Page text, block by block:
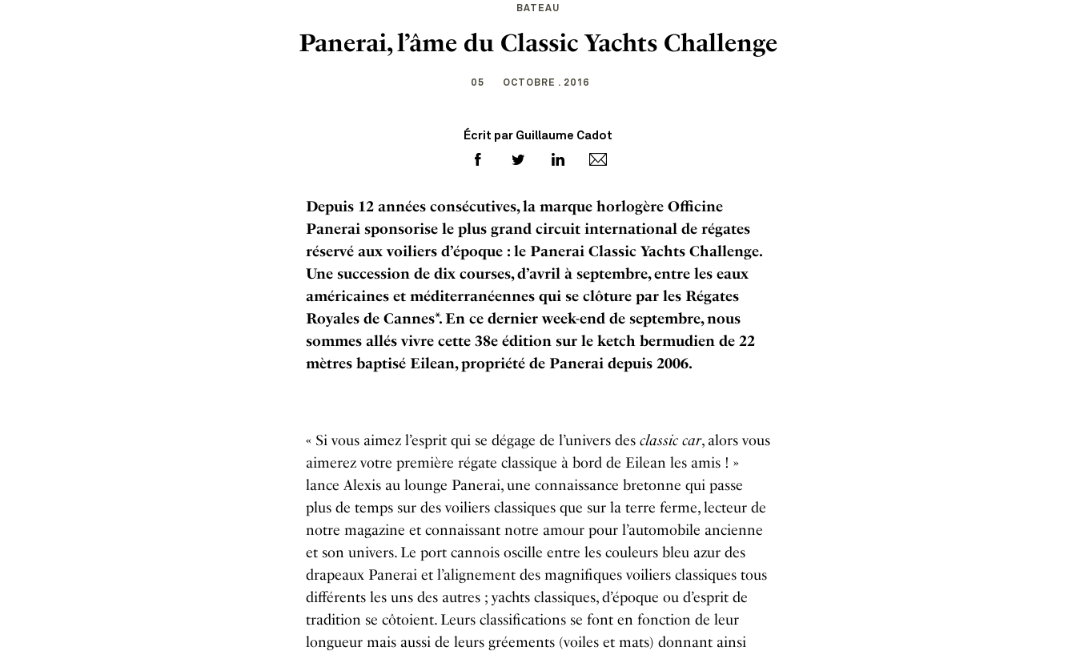
BATEAU
Panerai, l’âme du Classic Yachts Challenge
05 OCTOBRE . 2016
Écrit par Guillaume Cadot
Depuis 12 années consécutives, la marque horlogère Officine
Panerai sponsorise le plus grand circuit international de régates
réservé aux voiliers d’époque : le Panerai Classic Yachts Challenge.
Une succession de dix courses, d’avril à septembre, entre les eaux
américaines et méditerranéennes qui se clôture par les Régates
Royales de Cannes*. En ce dernier week-end de septembre, nous
sommes allés vivre cette 38e édition sur le ketch bermudien de 22
mètres baptisé Eilean, propriété de Panerai depuis 2006.
« Si vous aimez l’esprit qui se dégage de l’univers des classic car, alors vous
aimerez votre première régate classique à bord de Eilean les amis ! »
lance Alexis au lounge Panerai, une connaissance bretonne qui passe
plus de temps sur des voiliers classiques que sur la terre ferme, lecteur de
notre magazine et connaissant notre amour pour l’automobile ancienne
et son univers. Le port cannois oscille entre les couleurs bleu azur des
drapeaux Panerai et l’alignement des magnifiques voiliers classiques tous
différents les uns des autres ; yachts classiques, d’époque ou d’esprit de
tradition se côtoient. Leurs classifications se font en fonction de leur
longueur mais aussi de leurs gréements (voiles et mats) donnant ainsi